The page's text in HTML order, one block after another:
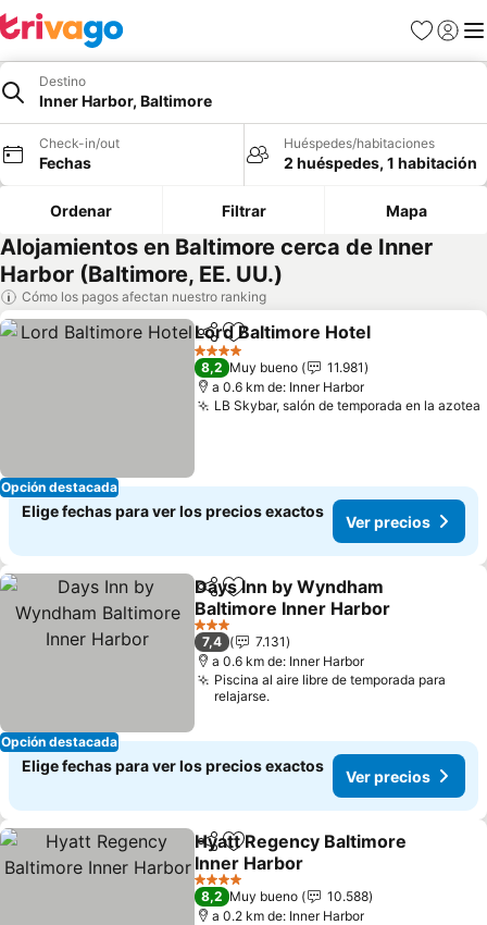
Favoritos
Iniciar
Destino
Inner Harbor, Baltimore
Check-in/out
Fechas
Huéspedes/habitaciones
2 huéspedes, 1 habitación
Ordenar Filtrar Mapa
Alojamientos en Baltimore cerca de Inner
Harbor (Baltimore, EE. UU.)
Cómo los pagos afectan nuestro ranking
Opción destacada
CompartirAgregar a favoritos
Lord Baltimore Hotel
4 Estrellas
8,2 Muy bueno
11.981
a 0.6 km de: Inner Harbor
LB Skybar, salón de temporada en la azotea
Elige fechas para ver los precios exactos
Ver precios
Opción destacada
CompartirAgregar a favoritos
Days Inn by Wyndham
Baltimore Inner Harbor
Ver precios
3 Estrellas
7,4
7.131
a 0.6 km de: Inner Harbor
Piscina al aire libre de temporada para
relajarse.
Elige fechas para ver los precios exactos
Ver precios
CompartirAgregar a favoritos
Hyatt Regency Baltimore
Inner Harbor
Ver precios
4 Estrellas
8,2 Muy bueno
10.588
a 0.2 km de: Inner Harbor